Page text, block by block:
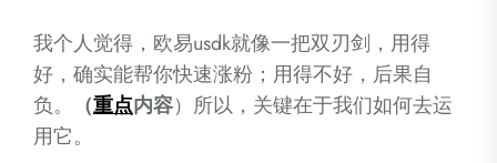
我个人觉得，欧易usdk就像一把双刃剑，用得
好，确实能帮你快速涨粉；用得不好，后果自
负。
（重点内容）所以，关键在于我们如何去运
用它。